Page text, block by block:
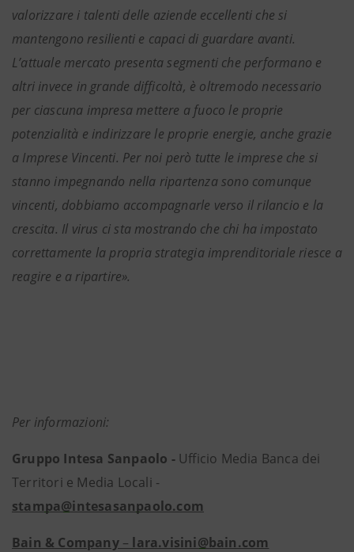
valorizzare i talenti delle aziende eccellenti che si
mantengono resilienti e capaci di guardare avanti.
L’attuale mercato presenta segmenti che performano e
altri invece in grande difficoltà, è oltremodo necessario
per ciascuna impresa mettere a fuoco le proprie
potenzialità e indirizzare le proprie energie, anche grazie
a Imprese Vincenti. Per noi però tutte le imprese che si
stanno impegnando nella ripartenza sono comunque
vincenti, dobbiamo accompagnarle verso il rilancio e la
crescita. Il virus ci sta mostrando che chi ha impostato
correttamente la propria strategia imprenditoriale riesce a
reagire e a ripartire».
Per informazioni:
Gruppo Intesa Sanpaolo - Ufficio Media Banca dei
Territori e Media Locali -
stampa@intesasanpaolo.com
Bain & Company– lara.visini@bain.com